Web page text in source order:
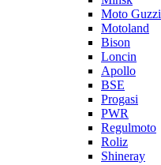
Moto Guzzi
Motoland
Bison
Loncin
Apollo
BSE
Progasi
PWR
Regulmoto
Roliz
Shineray